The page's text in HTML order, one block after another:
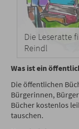
Die Leseratte
Reindl
Was ist ein
Die öffentlichen
Bürgerinnen,
Bücher kostenlos
tauschen.